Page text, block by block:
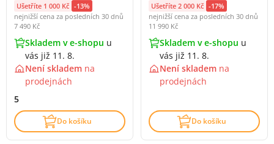
Ušetříte 1 000 Kč -13%
nejnižší cena za posledních 30 dnů
7 490 Kč
Skladem v e-shopu u
vás již 11. 8.
Není skladem na
prodejnách
5
Do košíku
Ušetříte 2 000 Kč -17%
nejnižší cena za posledních 30 dnů
11 990 Kč
Skladem v e-shopu u
vás již 11. 8.
Není skladem na
prodejnách
Do košíku